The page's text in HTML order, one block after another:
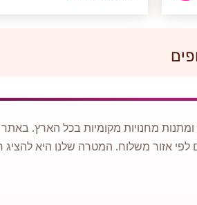
מחנויות מקומיות בכל הארץ.
לפי אזור משלוח. המטרה שלנו היא